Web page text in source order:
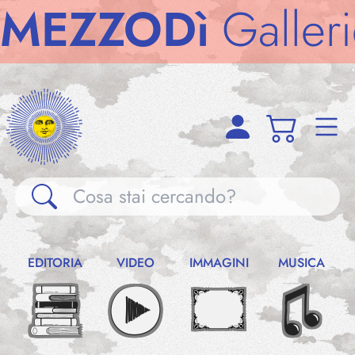
Gallerie
Gallerie
Notizie
EDITORIA VIDEO IMMAGINI MUSICA